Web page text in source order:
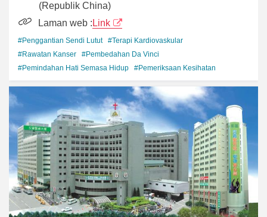
(Republik China)
Laman web : Link
#Penggantian Sendi Lutut
#Terapi Kardiovaskular
#Rawatan Kanser
#Pembedahan Da Vinci
#Pemindahan Hati Semasa Hidup
#Pemeriksaan Kesihatan